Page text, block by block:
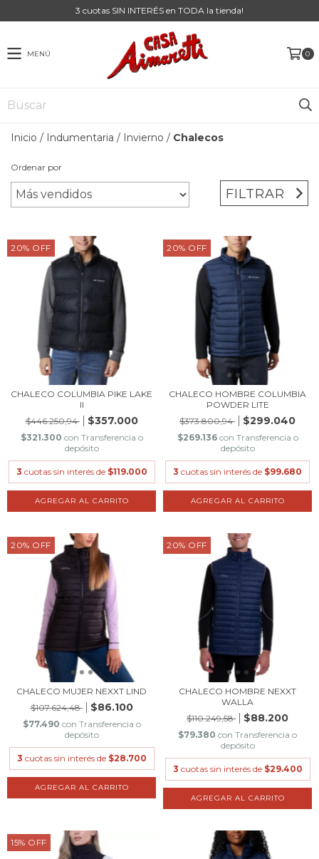
3 cuotas SIN INTERÉS en TODA la tienda!
MENÚ 0
Inicio / Indumentaria / Invierno / Chalecos
Ordenar por
FILTRAR
20% OFF
CHALECO COLUMBIA PIKE LAKE
II
$446.250,94
$357.000
$321.300 con Transferencia o
depósito
3 cuotas sin interés de $119.000
AGREGAR AL CARRITO
20% OFF
CHALECO HOMBRE COLUMBIA
POWDER LITE
$373.800,94
$299.040
$269.136 con Transferencia o
depósito
3 cuotas sin interés de $99.680
AGREGAR AL CARRITO
20% OFF
CHALECO MUJER NEXXT LIND
$107.624,48
$86.100
$77.490 con Transferencia o
depósito
3 cuotas sin interés de $28.700
AGREGAR AL CARRITO
20% OFF
CHALECO HOMBRE NEXXT
WALLA
$110.249,58
$88.200
$79.380 con Transferencia o
depósito
3 cuotas sin interés de $29.400
AGREGAR AL CARRITO
15% OFF